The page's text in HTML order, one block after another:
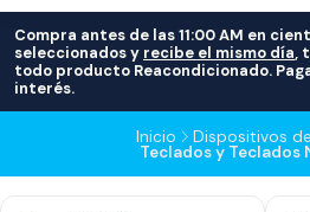
Compra antes de las 11:00 AM en
seleccionados y recibe el mismo día,
todo producto Reacondicionado.
interés.
Inicio Dispositivos
Teclados y Teclados